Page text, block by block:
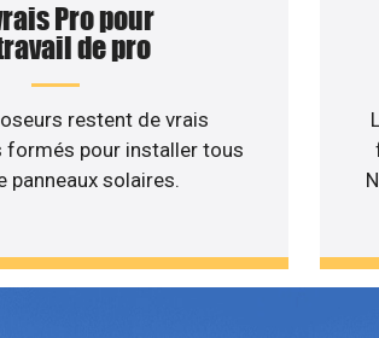
Pro pour
de pro
restent de vrais
formés pour installer tous
panneaux solaires.